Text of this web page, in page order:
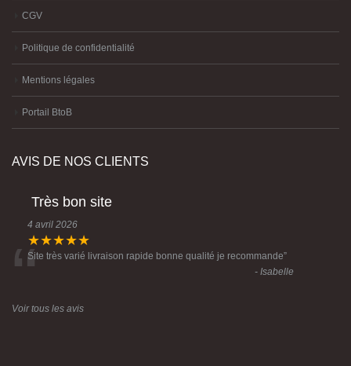
CGV
Politique de confidentialité
Mentions légales
Portail BtoB
AVIS DE NOS CLIENTS
Très bon site
4 avril 2026
★★★★★
“Site très varié livraison rapide bonne qualité je recommande”
- Isabelle
Voir tous les avis